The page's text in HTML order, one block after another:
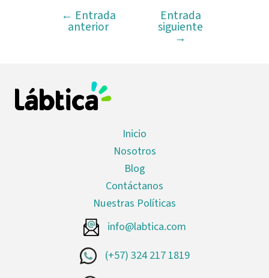
← Entrada
anterior
Entrada
siguiente
→
Inicio
Nosotros
Blog
Contáctanos
Nuestras Políticas
info@labtica.com
(+57) 324 217 1819